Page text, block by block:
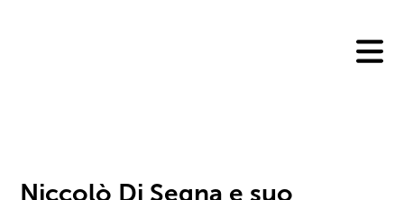
Niccolò Di Segna e suo